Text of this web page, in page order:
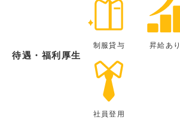
待遇・福利厚生
制服貸与 昇給あり
社員登用